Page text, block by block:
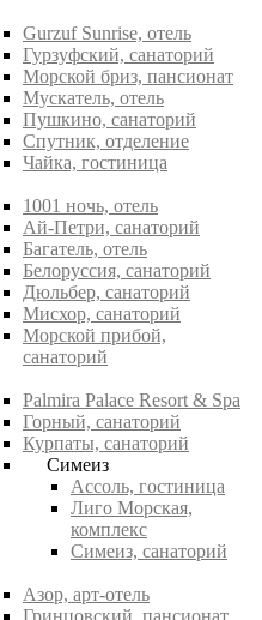
Gurzuf Sunrise, отель
Гурзуфский, санаторий
Морской бриз, пансионат
Мускатель, отель
Пушкино, санаторий
Спутник, отделение
Чайка, гостиница
1001 ночь, отель
Ай-Петри, санаторий
Багатель, отель
Белоруссия, санаторий
Дюльбер, санаторий
Мисхор, санаторий
Морской прибой,
санаторий
Palmira Palace Resort & Spa
Горный, санаторий
Курпаты, санаторий
Симеиз
Ассоль, гостиница
Лиго Морская,
комплекс
Симеиз, санаторий
Азор, арт-отель
Гринцовский, пансионат